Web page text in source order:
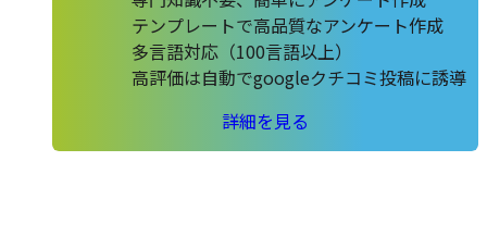
テンプレートで高品質なアンケート作成
多言語対応（100言語以上）
高評価は自動でgoogleクチコミ投稿に誘導
abi-
Survey
詳細を見る